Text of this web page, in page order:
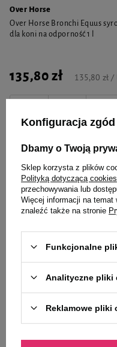
Over Horse
Over Horse Bronchi Equus
dla koni na odporność 1 l
135,80 zł 135,80 zł /
Do koszyka
W PROMOCJI
Over Horse
Over Horse Electro Horse
Rozpuszczalne elektrolity w
proszku suplement dla koni 7,5
Konfiguracja zgód
Dbamy o Twoją
Sklep korzysta z plików
Polityką dotyczącą cookies
przechowywania lub
Więcej informacji na temat
znaleźć także na stronie
Funkcjonalne
Analityczne pliki
Reklamowe pliki